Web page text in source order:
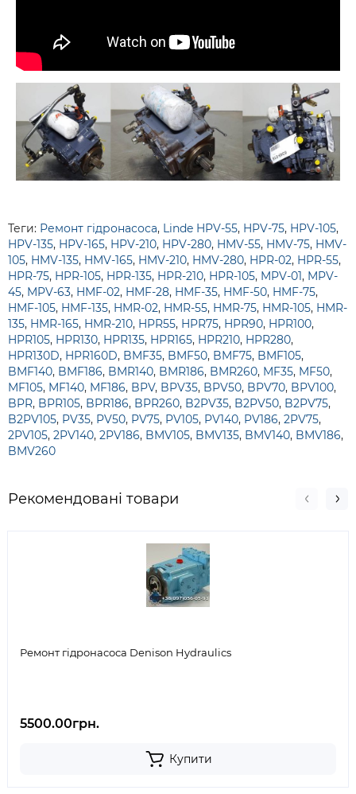
Теги: Ремонт гідронасоса, Linde HPV-55, HPV-75, HPV-105,
HPV-135, HPV-165, HPV-210, HPV-280, HMV-55, HMV-75, HMV-
105, HMV-135, HMV-165, HMV-210, HMV-280, HPR-02, HPR-55,
HPR-75, HPR-105, HPR-135, HPR-210, HPR-105, MPV-01, MPV-
45, MPV-63, HMF-02, HMF-28, HMF-35, HMF-50, HMF-75,
HMF-105, HMF-135, HMR-02, HMR-55, HMR-75, HMR-105, HMR-
135, HMR-165, HMR-210, HPR55, HPR75, HPR90, HPR100,
HPR105, HPR130, HPR135, HPR165, HPR210, HPR280,
HPR130D, HPR160D, BMF35, BMF50, BMF75, BMF105,
BMF140, BMF186, BMR140, BMR186, BMR260, MF35, MF50,
MF105, MF140, MF186, BPV, BPV35, BPV50, BPV70, BPV100,
BPR, BPR105, BPR186, BPR260, B2PV35, B2PV50, B2PV75,
B2PV105, PV35, PV50, PV75, PV105, PV140, PV186, 2PV75,
2PV105, 2PV140, 2PV186, BMV105, BMV135, BMV140, BMV186,
BMV260
Рекомендовані товари
Ремонт гідронасоса Denison Hydraulics
5500.00грн.
Купити